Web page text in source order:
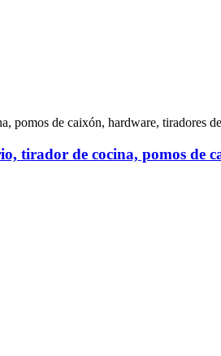
tirador de cocina, pomos de